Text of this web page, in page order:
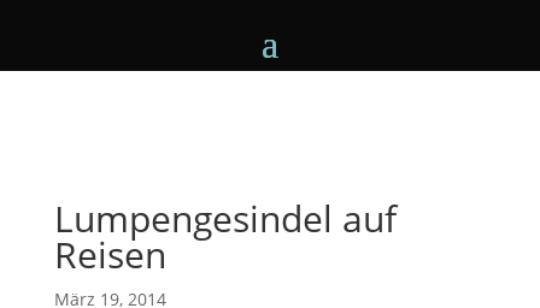
Lumpengesindel auf
Reisen
März 19, 2014